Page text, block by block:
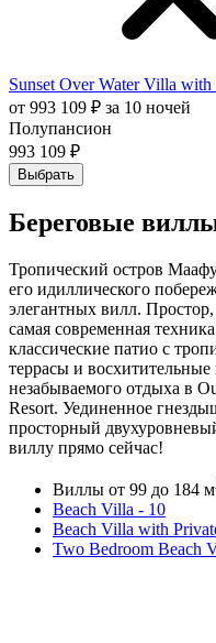
Sunset Over Water Villa with
от 993 109 ₽ за 10 ночей
Полупансион
993 109 ₽
Выбрать
Береговые
Тропический остров
его идиллического
элегантных вилл.
самая современная
классические патио с
террасы и
незабываемого отдыха в
Resort. Уединенное
просторный
виллу прямо сейчас!
Виллы от 99 до 184 м
Beach Villa - 10
Beach Villa with
Two Bedroom Beach